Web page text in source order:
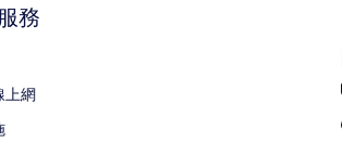
務
上網